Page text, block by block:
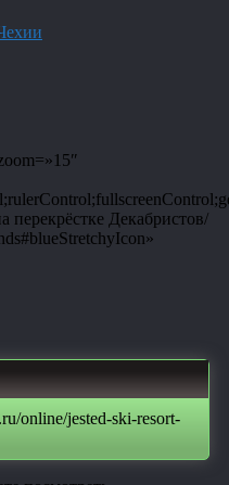
перекрёстке Декабристов/
online/jested-ski-resort-